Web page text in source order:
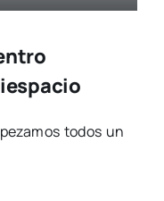
todos un